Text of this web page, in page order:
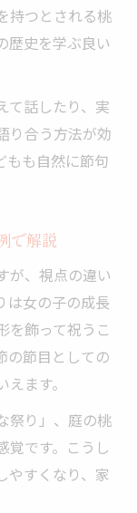
持つとされる桃
歴史を学ぶ良い
て話したり、実
り合う方法が効
もも自然に節句
で解説
が、視点の違い
は女の子の成長
を飾って祝うこ
の節目としての
ます。
祭り」、庭の桃
覚です。こうし
やすくなり、家